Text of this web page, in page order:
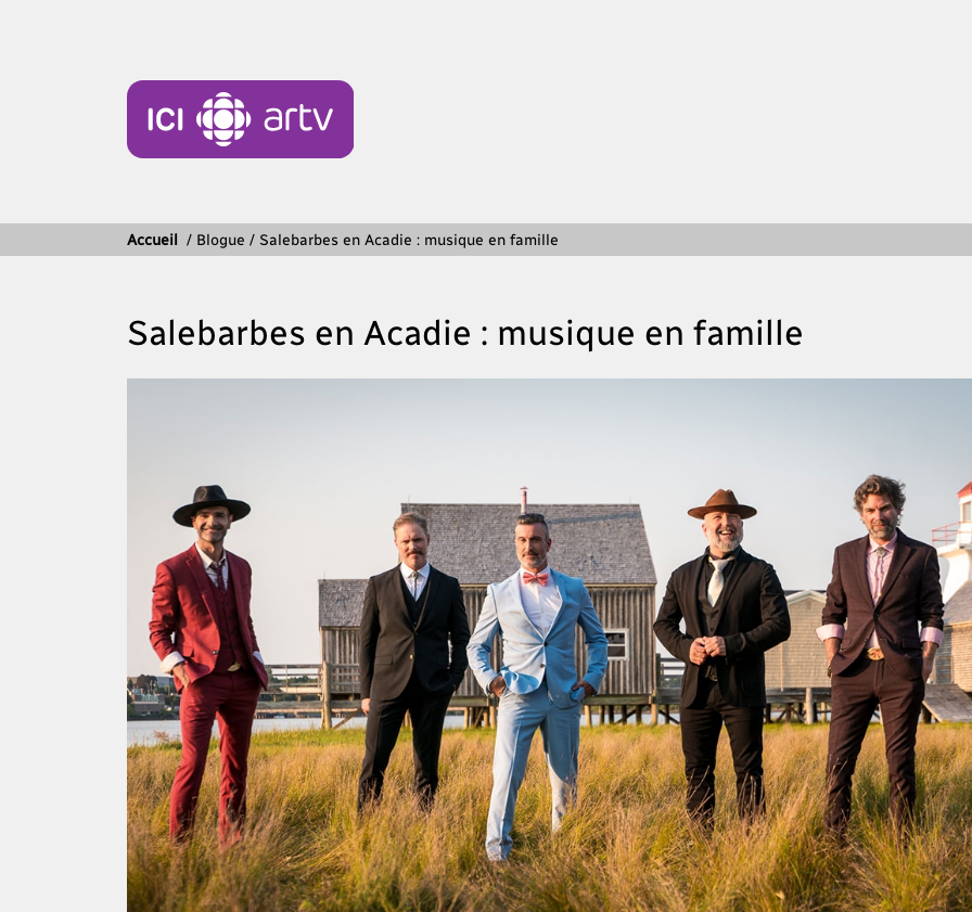
Accueil / Blogue / Salebarbes en Acadie : musique en famille
Salebarbes en Acadie : musique en famille